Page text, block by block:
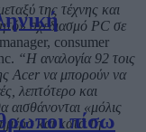
πίσω
της τέχνης και
σχεδιασμό PC σε
consumer
“H αναλογία 92 τοις
Acer να μπορούν να
λεπτότερο και
αισθάνονται «μόλις
και κατά τη